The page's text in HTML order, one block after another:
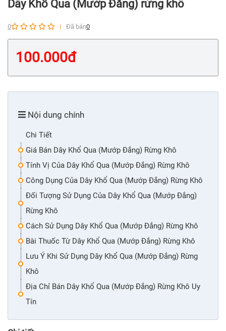
Dây Khổ Qua (Mướp Đắng) rừng khô
0 Đã bán0
100.000đ
Nội dung chính
Chi Tiết
Giá Bán Dây Khổ Qua (Mướp Đắng) Rừng Khô
Tính Vị Của Dây Khổ Qua (Mướp Đắng) Rừng Khô
Công Dụng Của Dây Khổ Qua (Mướp Đắng) Rừng Khô
Đối Tượng Sử Dụng Của Dây Khổ Qua (Mướp Đắng)
Rừng Khô
Cách Sử Dụng Dây Khổ Qua (Mướp Đắng) Rừng Khô
Bài Thuốc Từ Dây Khổ Qua (Mướp Đắng) Rừng Khô
Lưu Ý Khi Sử Dụng Dây Khổ Qua (Mướp Đắng) Rừng
Khô
Địa Chỉ Bán Dây Khổ Qua (Mướp Đắng) Rừng Khô Uy
Tín